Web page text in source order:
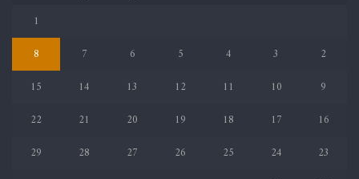
1
2
3
4
5
6
7
8
9
10
11
12
13
14
15
16
17
18
19
20
21
22
23
24
25
26
27
28
29